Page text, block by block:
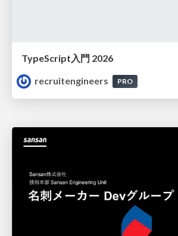
TypeScript入門 2026
recruitengineers
PRO